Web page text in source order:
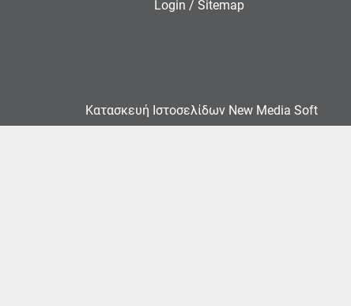
Login / Sitemap
Κατασκευή Ιστοσελίδων New Media Soft